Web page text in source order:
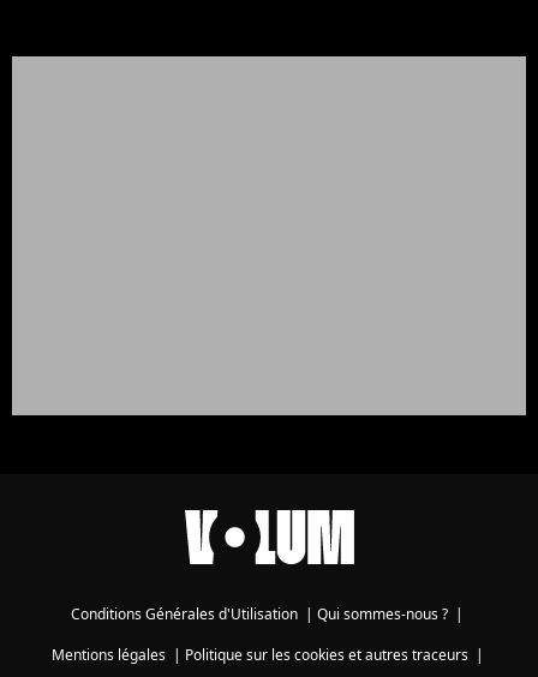
Conditions Générales d'Utilisation | Qui sommes-nous ? |
Mentions légales| Politique sur les cookies et autres traceurs|